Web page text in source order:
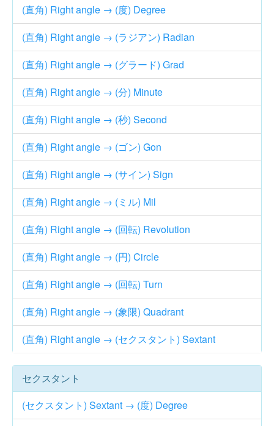
(直角) Right angle → (度) Degree
(直角) Right angle → (ラジアン) Radian
(直角) Right angle → (グラード) Grad
(直角) Right angle → (分) Minute
(直角) Right angle → (秒) Second
(直角) Right angle → (ゴン) Gon
(直角) Right angle → (サイン) Sign
(直角) Right angle → (ミル) Mil
(直角) Right angle → (回転) Revolution
(直角) Right angle → (円) Circle
(直角) Right angle → (回転) Turn
(直角) Right angle → (象限) Quadrant
(直角) Right angle → (セクスタント) Sextant
セクスタント
(セクスタント) Sextant → (度) Degree